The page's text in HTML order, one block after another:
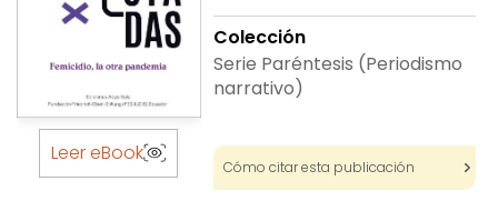
images
Skip
the
Leer eBook
Colección
Serie Paréntesis (Periodismo
narrativo)
Cómo citar esta publicación